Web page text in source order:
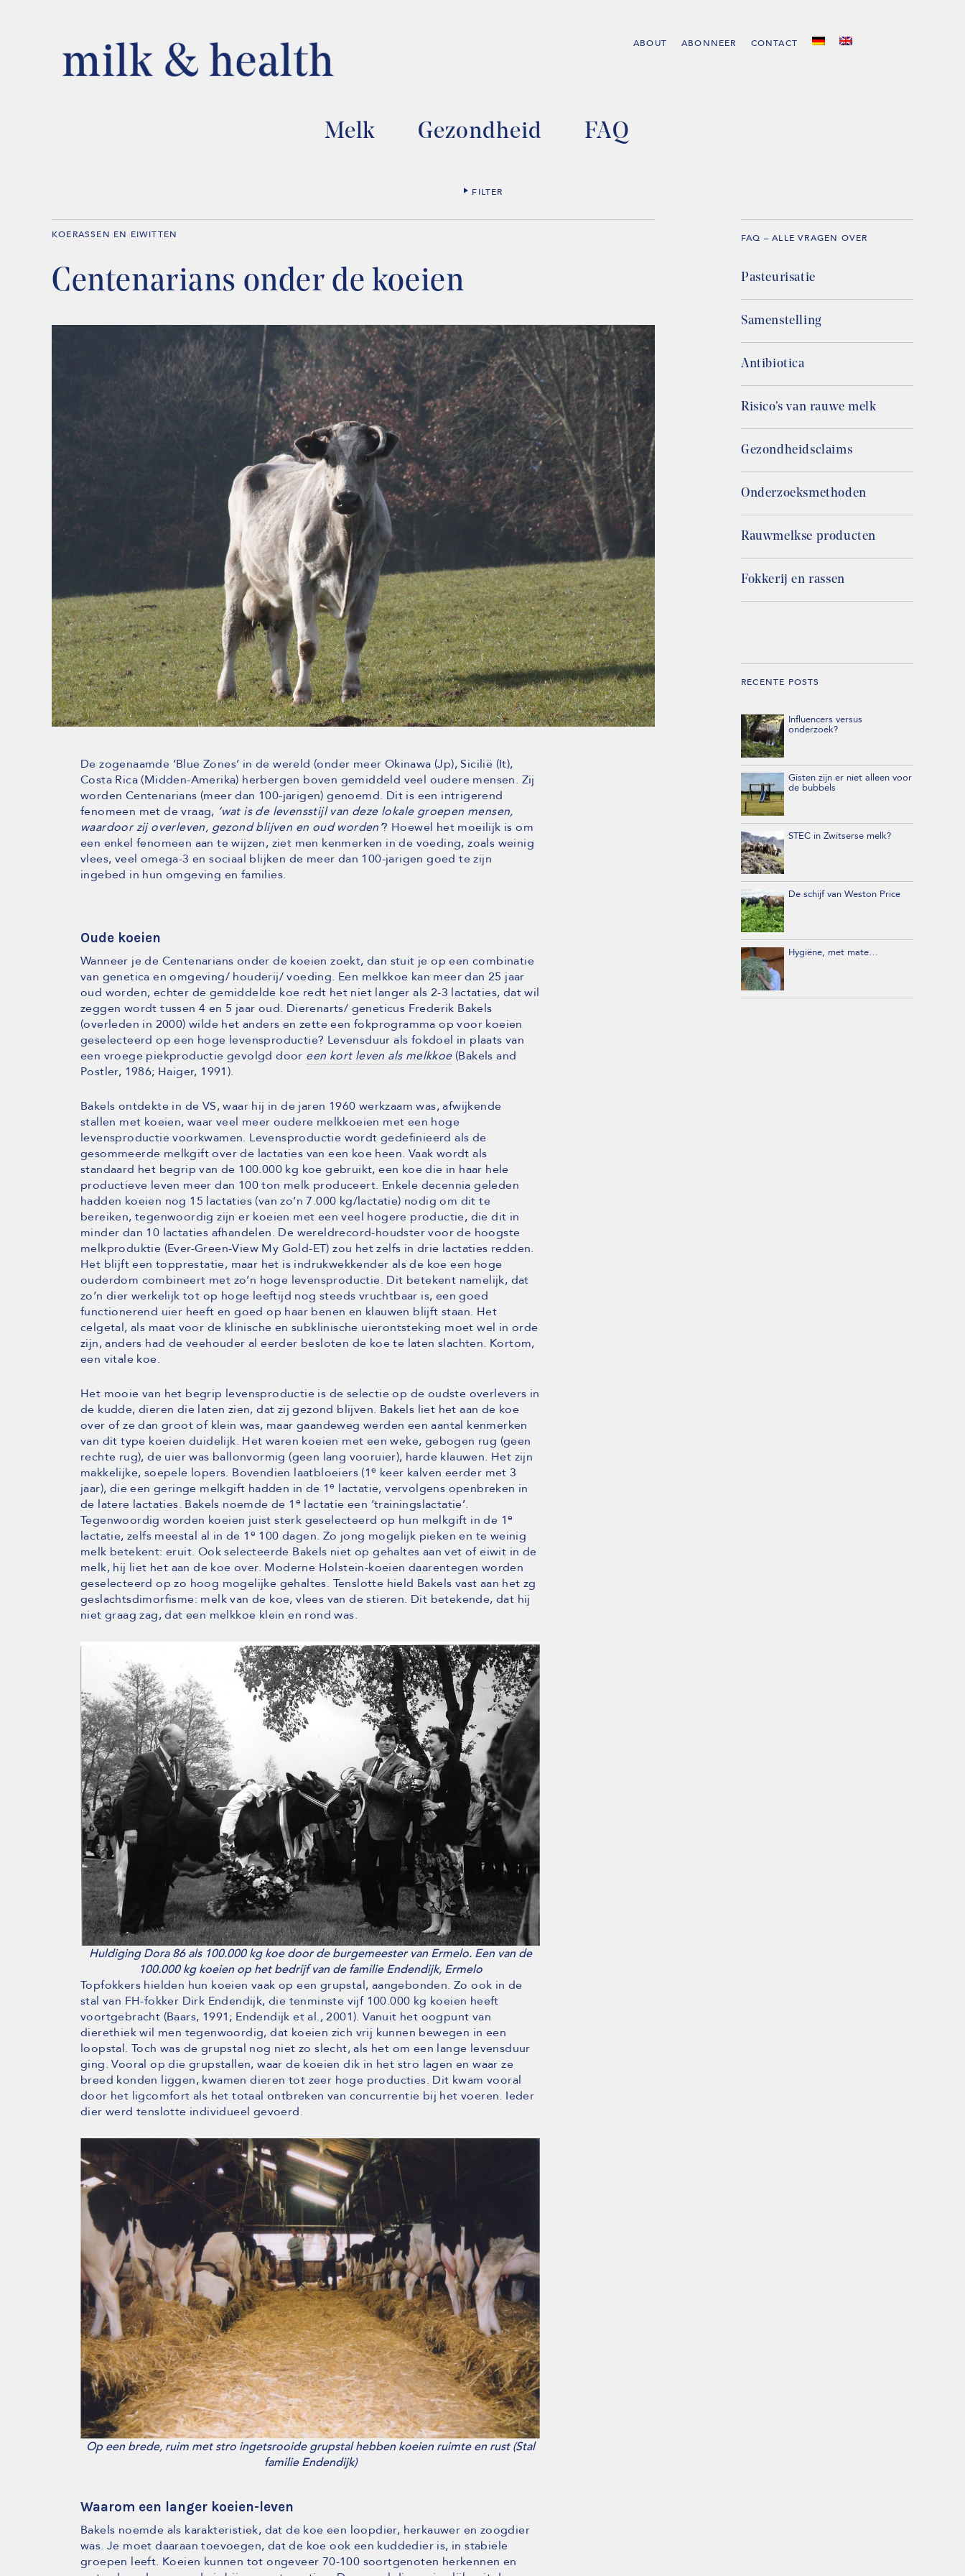
ABOUT ABONNEER CONTACT
Melk Gezondheid FAQ
FILTER
KOERASSEN EN EIWITTEN
Centenarians onder de koeien
De zogenaamde ‘Blue Zones’ in de wereld (onder meer Okinawa (Jp), Sicilië (It),
Costa Rica (Midden-Amerika) herbergen boven gemiddeld veel oudere mensen. Zij
worden Centenarians (meer dan 100-jarigen) genoemd. Dit is een intrigerend
fenomeen met de vraag, ‘wat is de levensstijl van deze lokale groepen mensen,
waardoor zij overleven, gezond blijven en oud worden’? Hoewel het moeilijk is om
een enkel fenomeen aan te wijzen, ziet men kenmerken in de voeding, zoals weinig
vlees, veel omega-3 en sociaal blijken de meer dan 100-jarigen goed te zijn
ingebed in hun omgeving en families.
Oude koeien
Wanneer je de Centenarians onder de koeien zoekt, dan stuit je op een combinatie
van genetica en omgeving/ houderij/ voeding. Een melkkoe kan meer dan 25 jaar
oud worden, echter de gemiddelde koe redt het niet langer als 2-3 lactaties, dat wil
zeggen wordt tussen 4 en 5 jaar oud. Dierenarts/ geneticus Frederik Bakels
(overleden in 2000) wilde het anders en zette een fokprogramma op voor koeien
geselecteerd op een hoge levensproductie? Levensduur als fokdoel in plaats van
een vroege piekproductie gevolgd door een kort leven als melkkoe(Bakels and
Postler, 1986; Haiger, 1991).
Bakels ontdekte in de VS, waar hij in de jaren 1960 werkzaam was, afwijkende
stallen met koeien, waar veel meer oudere melkkoeien met een hoge
levensproductie voorkwamen. Levensproductie wordt gedefinieerd als de
gesommeerde melkgift over de lactaties van een koe heen. Vaak wordt als
standaard het begrip van de 100.000 kg koe gebruikt, een koe die in haar hele
productieve leven meer dan 100 ton melk produceert. Enkele decennia geleden
hadden koeien nog 15 lactaties (van zo’n 7.000 kg/lactatie) nodig om dit te
bereiken, tegenwoordig zijn er koeien met een veel hogere productie, die dit in
minder dan 10 lactaties afhandelen. De wereldrecord-houdster voor de hoogste
melkproduktie (Ever-Green-View My Gold-ET) zou het zelfs in drie lactaties redden.
Het blijft een topprestatie, maar het is indrukwekkender als de koe een hoge
ouderdom combineert met zo’n hoge levensproductie. Dit betekent namelijk, dat
zo’n dier werkelijk tot op hoge leeftijd nog steeds vruchtbaar is, een goed
functionerend uier heeft en goed op haar benen en klauwen blijft staan. Het
celgetal, als maat voor de klinische en subklinische uierontsteking moet wel in orde
zijn, anders had de veehouder al eerder besloten de koe te laten slachten. Kortom,
een vitale koe.
Het mooie van het begrip levensproductie is de selectie op de oudste overlevers in
de kudde, dieren die laten zien, dat zij gezond blijven. Bakels liet het aan de koe
over of ze dan groot of klein was, maar gaandeweg werden een aantal kenmerken
van dit type koeien duidelijk. Het waren koeien met een weke, gebogen rug (geen
rechte rug), de uier was ballonvormig (geen lang vooruier), harde klauwen. Het zijn
makkelijke, soepele lopers. Bovendien laatbloeiers (1e keer kalven eerder met 3
jaar), die een geringe melkgift hadden in de 1e lactatie, vervolgens openbreken in
de latere lactaties. Bakels noemde de 1 e lactatie een ‘trainingslactatie’.
Tegenwoordig worden koeien juist sterk geselecteerd op hun melkgift in de 1e
lactatie, zelfs meestal al in de 1 e 100 dagen. Zo jong mogelijk pieken en te weinig
melk betekent: eruit. Ook selecteerde Bakels niet op gehaltes aan vet of eiwit in de
melk, hij liet het aan de koe over. Moderne Holstein-koeien daarentegen worden
geselecteerd op zo hoog mogelijke gehaltes. Tenslotte hield Bakels vast aan het zg
geslachtsdimorfisme: melk van de koe, vlees van de stieren. Dit betekende, dat hij
niet graag zag, dat een melkkoe klein en rond was.
Huldiging Dora 86 als 100.000 kg koe door de burgemeester van Ermelo. Een van de
100.000 kg koeien op het bedrijf van de familie Endendijk, Ermelo
Topfokkers hielden hun koeien vaak op een grupstal, aangebonden. Zo ook in de
stal van FH-fokker Dirk Endendijk, die tenminste vijf 100.000 kg koeien heeft
voortgebracht (Baars, 1991; Endendijk et al., 2001). Vanuit het oogpunt van
dierethiek wil men tegenwoordig, dat koeien zich vrij kunnen bewegen in een
loopstal. Toch was de grupstal nog niet zo slecht, als het om een lange levensduur
ging. Vooral op die grupstallen, waar de koeien dik in het stro lagen en waar ze
breed konden liggen, kwamen dieren tot zeer hoge producties. Dit kwam vooral
door het ligcomfort als het totaal ontbreken van concurrentie bij het voeren. Ieder
dier werd tenslotte individueel gevoerd.
Op een brede, ruim met stro ingetsrooide grupstal hebben koeien ruimte en rust (Stal
familie Endendijk)
Waarom een langer koeien-leven
Bakels noemde als karakteristiek, dat de koe een loopdier, herkauwer en zoogdier
was. Je moet daaraan toevoegen, dat de koe ook een kuddedier is, in stabiele
groepen leeft. Koeien kunnen tot ongeveer 70-100 soortgenoten herkennen en
FAQ – ALLE VRAGEN OVER
Pasteurisatie
Samenstelling
Antibiotica
Risico’s van rauwe melk
Gezondheidsclaims
Onderzoeksmethoden
Rauwmelkse producten
Fokkerij en rassen
RECENTE POSTS
Influencers versus
onderzoek?
Gisten zijn er niet alleen voor
de bubbels
STEC in Zwitserse melk?
De schijf van Weston Price
Hygiëne, met mate…